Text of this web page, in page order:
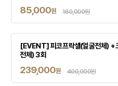
85,000원 160,000원
[EVENT] 피코프락셀(얼굴전체) +
전체) 3회
239,000원 400,000원